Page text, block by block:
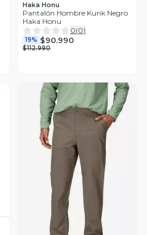
Haka Honu
Pantalón Hombre Kunk Negro
Haka Honu
0(0)
19% $90.990
$112.990